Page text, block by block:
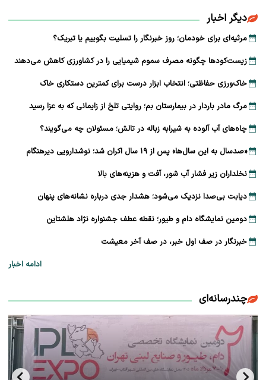
دیگر اخبار
مرثیه‌ای برای خودمان؛ روز خبرنگار را تسلیت بگوییم یا تبریک؟
زیست‌کودها چگونه مصرف سموم شیمیایی را در کشاورزی کاهش می‌دهند
خاک‌ورزی حفاظتی؛ انتخاب ابزار درست برای کمترین دستکاری خاک
مرگ مادر باردار در بیمارستان بم؛ روایتی تلخ از زایمانی که به عزا رسید
چاه‌های آب آلوده به شیرابه زباله در تالش؛ مسئولان چه می‌گویند؟
«صدسال به این سال‌ها» پس از ۱۹ سال اکران شد؛ نوشدارویی دیرهنگام
نخلداران زیر فشار آب شور، آفت و هزینه‌های بالا
دیابت بی‌صدا نزدیک می‌شود؛ هشدار جدی درباره نشانه‌های پنهان
دومین نمایشگاه دام و طیور؛ نقطه عطف جشنواره نژاد هلشتاین
خبرنگار در صف اول خبر، در صف آخر معیشت
ادامه اخبار
چندرسانه‌ای